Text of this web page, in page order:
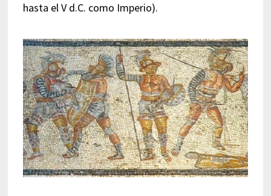
hasta el V d.C. como Imperio).